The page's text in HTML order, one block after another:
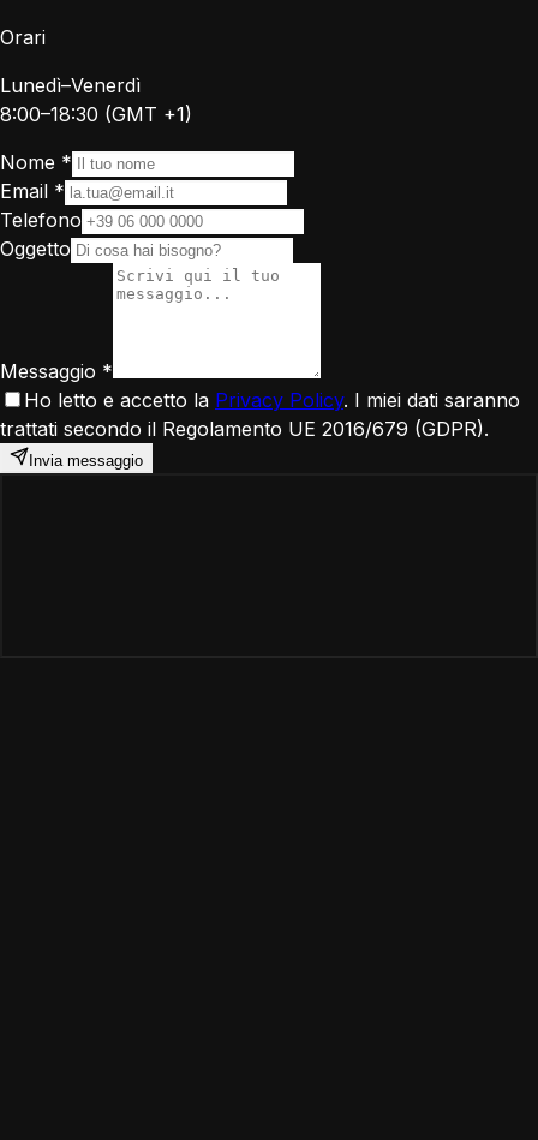
Orari
Lunedì–Venerdì
8:00–18:30 (GMT +1)
Nome *
Email *
Telefono
Oggetto
Messaggio *
Ho letto e accetto la Privacy Policy. I miei dati saranno
trattati secondo il Regolamento UE 2016/679 (GDPR).
Invia messaggio